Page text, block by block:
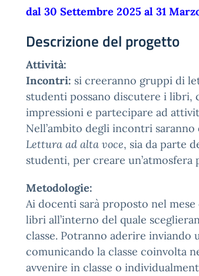
dal 30 Settembre 2025 al 31
Descrizione del progetto
Attività:
Incontri: si creeranno gruppi di
studenti possano discutere i libri,
impressioni e partecipare ad
Nell’ambito degli incontri
Lettura ad alta voce, sia da parte
studenti, per creare un’atmosfera
Metodologie:
Ai docenti sarà proposto nel
libri all’interno del quale
classe. Potranno aderire inviando
comunicando la classe coinvolta
avvenire in classe o